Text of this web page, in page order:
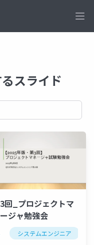
スライド
pmp プロジェクトマ
回_プロジェクトマ
ジャ勉強会
システムエンジニア